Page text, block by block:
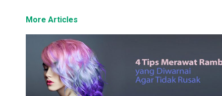
More Articles